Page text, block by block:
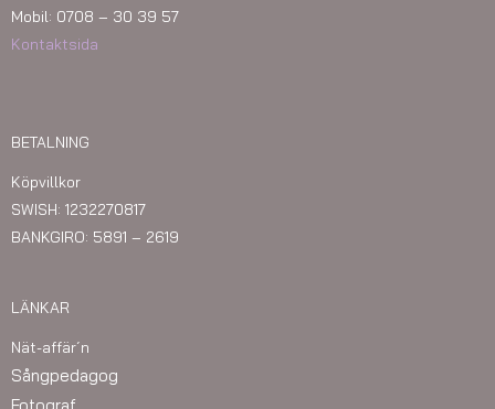
Mobil: 0708 – 30 39 57
Kontaktsida
BETALNING
Köpvillkor
SWISH: 1232270817
BANKGIRO: 5891 – 2619
LÄNKAR
Nät-affär´n
Sångpedagog